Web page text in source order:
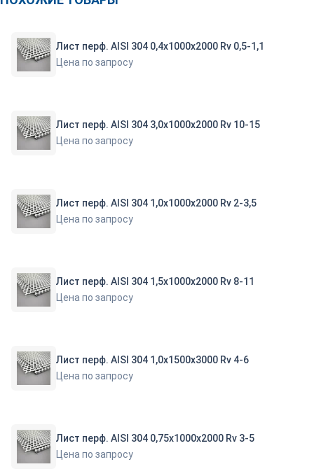
Лист перф. АISI 304 0,4х1000х2000 Rv 0,5-1,1
Цена по запросу
Лист перф. АISI 304 3,0х1000х2000 Rv 10-15
Цена по запросу
Лист перф. АISI 304 1,0х1000х2000 Rv 2-3,5
Цена по запросу
Лист перф. АISI 304 1,5х1000х2000 Rv 8-11
Цена по запросу
Лист перф. АISI 304 1,0х1500х3000 Rv 4-6
Цена по запросу
Лист перф. АISI 304 0,75х1000х2000 Rv 3-5
Цена по запросу